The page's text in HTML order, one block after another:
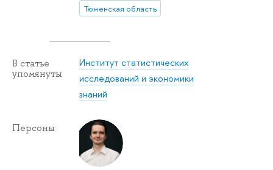
Тюменская область
В статье
упомянуты
Институт статистических
исследований и экономики
знаний
Персоны